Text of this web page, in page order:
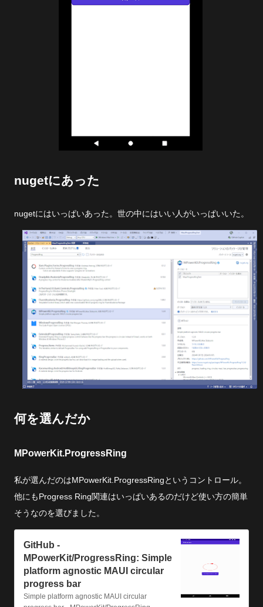
nugetにあった
nugetにはいっぱいあった。世の中にはいい人がいっぱいいた。
何を選んだか
MPowerKit.ProgressRing
私が選んだのはMPowerKit.ProgressRingというコントロール。
他にもProgress Ring関連はいっぱいあるのだけど使い方の簡単
そうなのを選びました。
GitHub -
MPowerKit/ProgressRing: Simple
platform agnostic MAUI circular
progress bar
Simple platform agnostic MAUI circular